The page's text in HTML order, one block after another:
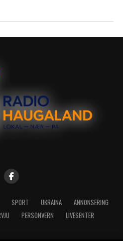
SPORT UKRAINA
ANNONSERING
PERSONVERN LIVESENTER